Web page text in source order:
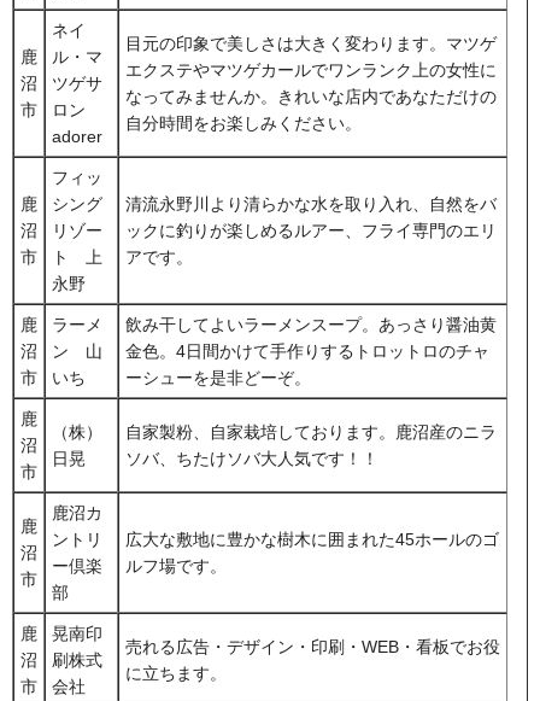
鹿
沼
市
ネイ
ル・マ
ツゲサ
ロン
adorer
目元の印象で美しさは大きく変わります。マツゲ
エクステやマツゲカールでワンランク上の女性に
なってみませんか。きれいな店内であなただけの
自分時間をお楽しみください。
鹿
沼
市
フィッ
シング
リゾー
ト 上
永野
清流永野川より清らかな水を取り入れ、自然をバ
ックに釣りが楽しめるルアー、フライ専門のエリ
アです。
鹿
沼
市
ラーメ
ン 山
いち
飲み干してよいラーメンスープ。あっさり醤油黄
金色。4日間かけて手作りするトロットロのチャ
ーシューを是非どーぞ。
鹿
沼
市
（株）
日晃
自家製粉、自家栽培しております。鹿沼産のニラ
ソバ、ちたけソバ大人気です！！
鹿
沼
市
鹿沼カ
ントリ
ー倶楽
部
広大な敷地に豊かな樹木に囲まれた45ホールのゴ
ルフ場です。
鹿
沼
市
晃南印
刷株式
会社
売れる広告・デザイン・印刷・WEB・看板でお役
に立ちます。